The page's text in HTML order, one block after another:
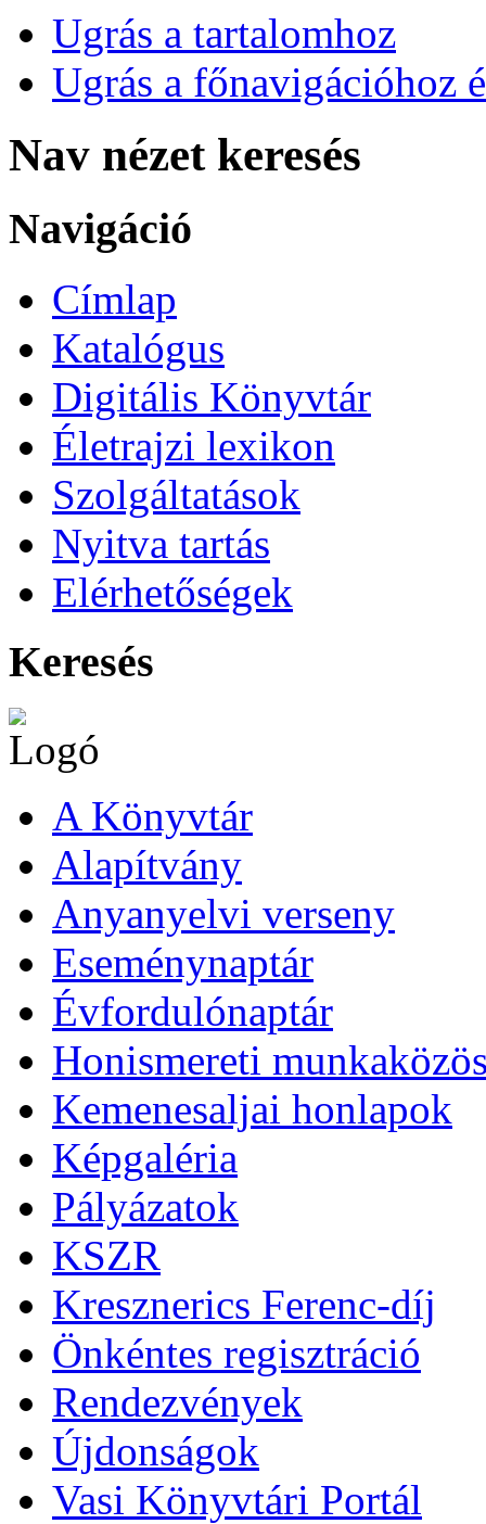
Ugrás a tartalomhoz
Ugrás a főnavigációhoz
Nav nézet keresés
Navigáció
Címlap
Katalógus
Digitális Könyvtár
Életrajzi lexikon
Szolgáltatások
Nyitva tartás
Elérhetőségek
Keresés
A Könyvtár
Alapítvány
Anyanyelvi verseny
Eseménynaptár
Évfordulónaptár
Honismereti
Kemenesaljai honlapok
Képgaléria
Pályázatok
KSZR
Kresznerics Ferenc-díj
Önkéntes regisztráció
Rendezvények
Újdonságok
Vasi Könyvtári Portál